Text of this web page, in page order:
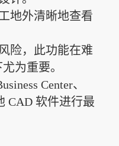
地外清晰地查看
险，此功能在难
为重要。
Center、
CAD 软件进行最